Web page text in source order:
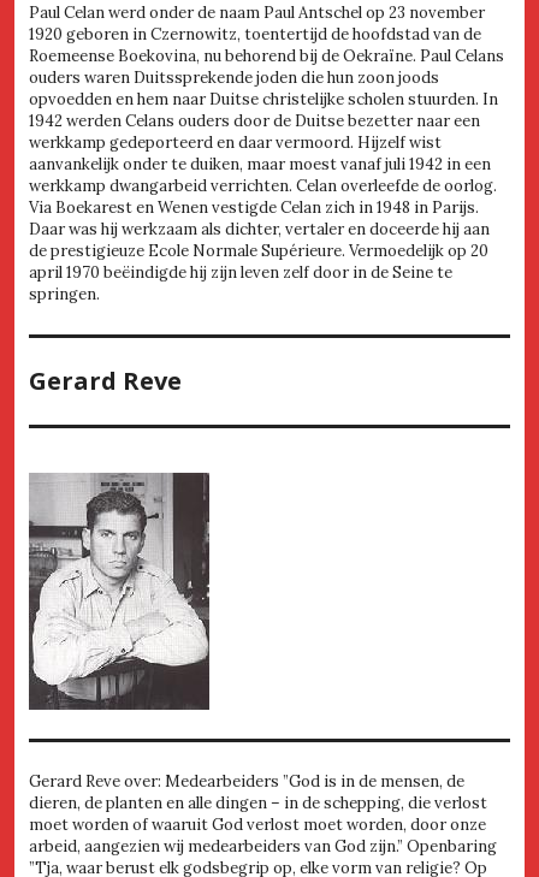
Paul Celan werd onder de naam Paul Antschel op 23 november
1920 geboren in Czernowitz, toentertijd de hoofdstad van de
Roemeense Boekovina, nu behorend bij de Oekraïne. Paul Celans
ouders waren Duitssprekende joden die hun zoon joods
opvoedden en hem naar Duitse christelijke scholen stuurden. In
1942 werden Celans ouders door de Duitse bezetter naar een
werkkamp gedeporteerd en daar vermoord. Hijzelf wist
aanvankelijk onder te duiken, maar moest vanaf juli 1942 in een
werkkamp dwangarbeid verrichten. Celan overleefde de oorlog.
Via Boekarest en Wenen vestigde Celan zich in 1948 in Parijs.
Daar was hij werkzaam als dichter, vertaler en doceerde hij aan
de prestigieuze Ecole Normale Supérieure. Vermoedelijk op 20
april 1970 beëindigde hij zijn leven zelf door in de Seine te
springen.
Gerard Reve
Gerard Reve over: Medearbeiders ”God is in de mensen, de
dieren, de planten en alle dingen – in de schepping, die verlost
moet worden of waaruit God verlost moet worden, door onze
arbeid, aangezien wij medearbeiders van God zijn.” Openbaring
”Tja, waar berust elk godsbegrip op, elke vorm van religie? Op